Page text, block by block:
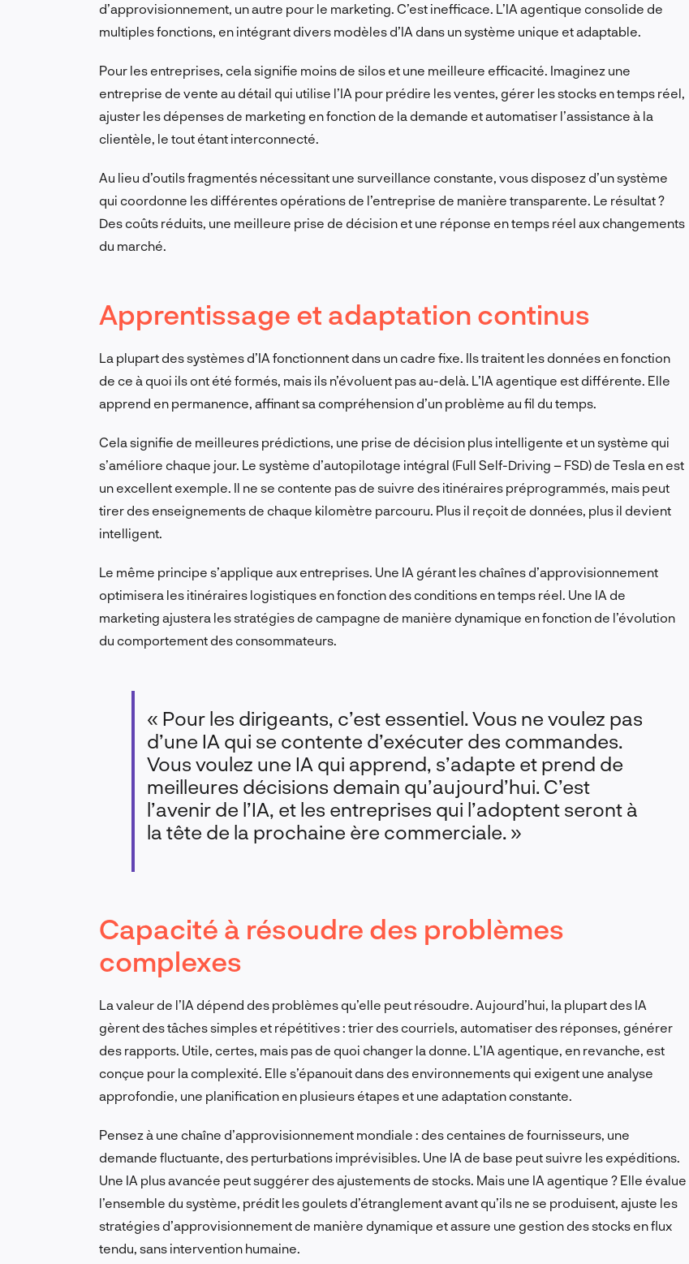
d’approvisionnement, un autre pour le marketing. C’est inefficace. L’IA agentique consolide de
multiples fonctions, en intégrant divers modèles d’IA dans un système unique et adaptable.
Pour les entreprises, cela signifie moins de silos et une meilleure efficacité. Imaginez une
entreprise de vente au détail qui utilise l’IA pour prédire les ventes, gérer les stocks en temps réel,
ajuster les dépenses de marketing en fonction de la demande et automatiser l’assistance à la
clientèle, le tout étant interconnecté.
Au lieu d’outils fragmentés nécessitant une surveillance constante, vous disposez d’un système
qui coordonne les différentes opérations de l’entreprise de manière transparente. Le résultat ?
Des coûts réduits, une meilleure prise de décision et une réponse en temps réel aux changements
du marché.
Apprentissage et adaptation continus
La plupart des systèmes d’IA fonctionnent dans un cadre fixe. Ils traitent les données en fonction
de ce à quoi ils ont été formés, mais ils n’évoluent pas au-delà. L’IA agentique est différente. Elle
apprend en permanence, affinant sa compréhension d’un problème au fil du temps.
Cela signifie de meilleures prédictions, une prise de décision plus intelligente et un système qui
s’améliore chaque jour. Le système d’autopilotage intégral (Full Self-Driving – FSD) de Tesla en est
un excellent exemple. Il ne se contente pas de suivre des itinéraires préprogrammés, mais peut
tirer des enseignements de chaque kilomètre parcouru. Plus il reçoit de données, plus il devient
intelligent.
Le même principe s’applique aux entreprises. Une IA gérant les chaînes d’approvisionnement
optimisera les itinéraires logistiques en fonction des conditions en temps réel. Une IA de
marketing ajustera les stratégies de campagne de manière dynamique en fonction de l’évolution
du comportement des consommateurs.
« Pour les dirigeants, c’est essentiel. Vous ne voulez pas
d’une IA qui se contente d’exécuter des commandes.
Vous voulez une IA qui apprend, s’adapte et prend de
meilleures décisions demain qu’aujourd’hui. C’est
l’avenir de l’IA, et les entreprises qui l’adoptent seront à
la tête de la prochaine ère commerciale. »
Capacité à résoudre des problèmes
complexes
La valeur de l’IA dépend des problèmes qu’elle peut résoudre. Aujourd’hui, la plupart des IA
gèrent des tâches simples et répétitives : trier des courriels, automatiser des réponses, générer
des rapports. Utile, certes, mais pas de quoi changer la donne. L’IA agentique, en revanche, est
conçue pour la complexité. Elle s’épanouit dans des environnements qui exigent une analyse
approfondie, une planification en plusieurs étapes et une adaptation constante.
Pensez à une chaîne d’approvisionnement mondiale : des centaines de fournisseurs, une
demande fluctuante, des perturbations imprévisibles. Une IA de base peut suivre les expéditions.
Une IA plus avancée peut suggérer des ajustements de stocks. Mais une IA agentique ? Elle évalue
l’ensemble du système, prédit les goulets d’étranglement avant qu’ils ne se produisent, ajuste les
stratégies d’approvisionnement de manière dynamique et assure une gestion des stocks en flux
tendu, sans intervention humaine.